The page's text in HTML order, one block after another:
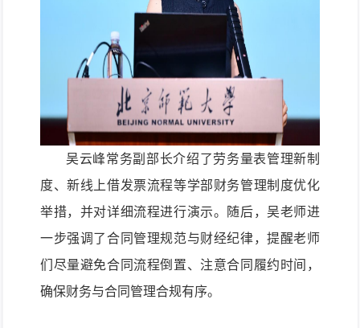
吴云峰常务副部长介绍了劳务量表管理新制
度、新线上借发票流程等学部财务管理制度优化
举措，并对详细流程进行演示。随后，吴老师进
一步强调了合同管理规范与财经纪律，提醒老师
们尽量避免合同流程倒置、注意合同履约时间，
确保财务与合同管理合规有序。